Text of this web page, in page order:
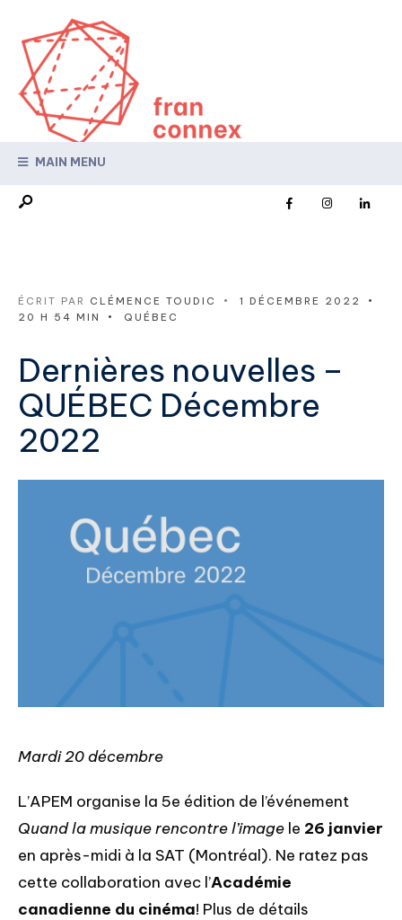
MAIN MENU
ÉCRIT PAR CLÉMENCE TOUDIC • 1 DÉCEMBRE 2022
•
20 H 54 MIN
• QUÉBEC
Dernières nouvelles –
QUÉBEC Décembre
2022
Mardi 20 décembre
L’APEM organise la 5e édition de l’événement
Quand la musique rencontre l’image le 26 janvier
en après-midi à la SAT (Montréal). Ne ratez pas
cette collaboration avec l’Académie
canadienne du cinéma! Plus de détails